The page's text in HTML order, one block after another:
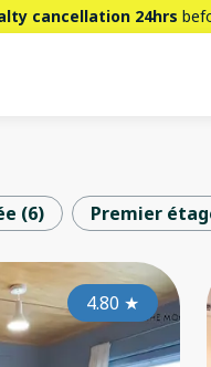
cancellation 24hrs
(6) Premier
4.80 ★